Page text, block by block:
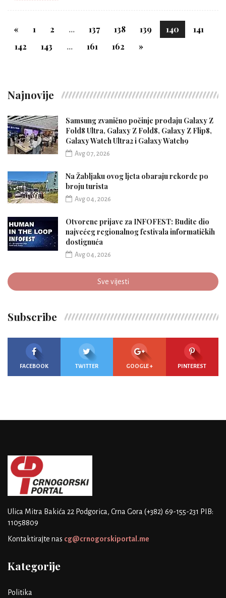
« 1 2 ... 137 138 139 140
141
142
143 ... 161 162 »
Najnovije
Samsung zvanično počinje prodaju Galaxy Z
Fold8 Ultra, Galaxy Z Fold8, Galaxy Z Flip8,
Galaxy Watch Ultra2 i Galaxy Watch9
Avg 07, 2026
Na Žabljaku ovog ljeta obaraju rekorde po
broju turista
Avg 04, 2026
Otvorene prijave za INFOFEST: Budite dio
najvećeg regionalnog festivala informatičkih
dostignuća
Avg 04, 2026
Sve vijesti
Subscribe
FACEBOOK TWITTER GOOGLE + PINTEREST
Ulica Mitra Bakića 22 Podgorica, Crna Gora (+382) 69-155-231 PIB:
11058809
Kontaktirajte nas cg@crnogorskiportal.me
Kategorije
Politika